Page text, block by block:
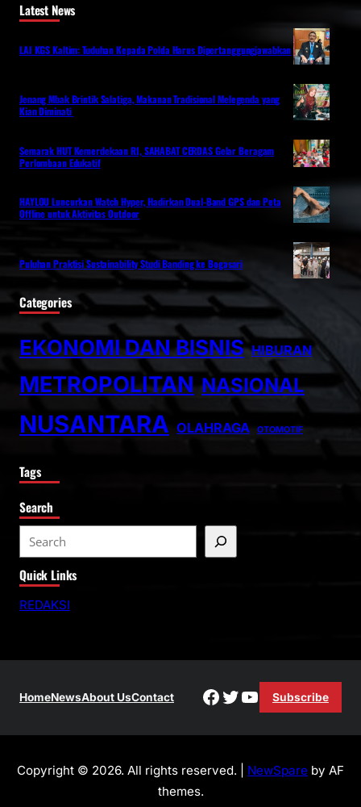
Latest News
LAI KGS Kaltim: Tuduhan Kepada Polda Harus Dipertanggungjawabkan
Jenang Mbak Brintik Salatiga, Makanan Tradisional Melegenda yang
Kian Diminati
Semarak HUT Kemerdekaan RI, SAHABAT CERDAS Gelar Beragam
Perlombaan Edukatif
HAYLOU Luncurkan Watch Hyper, Hadirkan Dual-Band GPS dan Peta
Offline untuk Aktivitas Outdoor
Puluhan Praktisi Sustainability Studi Banding ke Bogasari
Categories
EKONOMI DAN BISNIS HIBURAN
METROPOLITAN NASIONAL
NUSANTARA OLAHRAGA OTOMOTIF
Tags
Search
e
a
r
Quick Links
REDAKSI
HomeNewsAbout UsContact Facebook
Twitter
YouTube
Subscribe
Copyright © 2026. All rights reserved. | NewSpare by AF
themes.